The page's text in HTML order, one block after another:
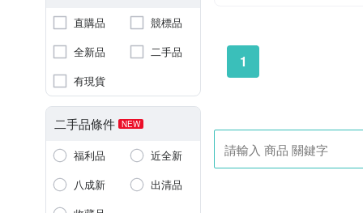
直購品
競標品
全新品
二手品
有現貨
二手品條件 NEW
福利品
近全新
八成新
出清品
1